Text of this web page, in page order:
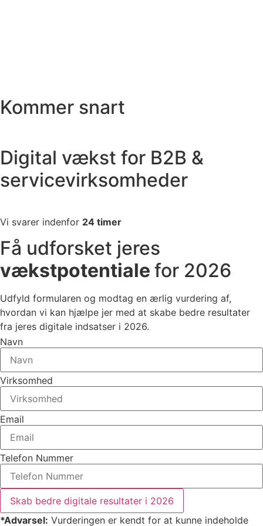
Kommer snart
Digital vækst for B2B &
servicevirksomheder
Vi svarer indenfor 24 timer
Få udforsket jeres
vækstpotentiale for 2026
Udfyld formularen og modtag en ærlig vurdering af,
hvordan vi kan hjælpe jer med at skabe bedre resultater
fra jeres digitale indsatser i 2026.
Navn
Virksomhed
Email
Telefon Nummer
Skab bedre digitale resultater i 2026
*Advarsel: Vurderingen er kendt for at kunne indeholde